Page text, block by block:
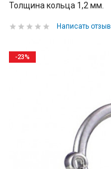
Толщина кольца 1,2 мм.
Написать отзыв
-23%